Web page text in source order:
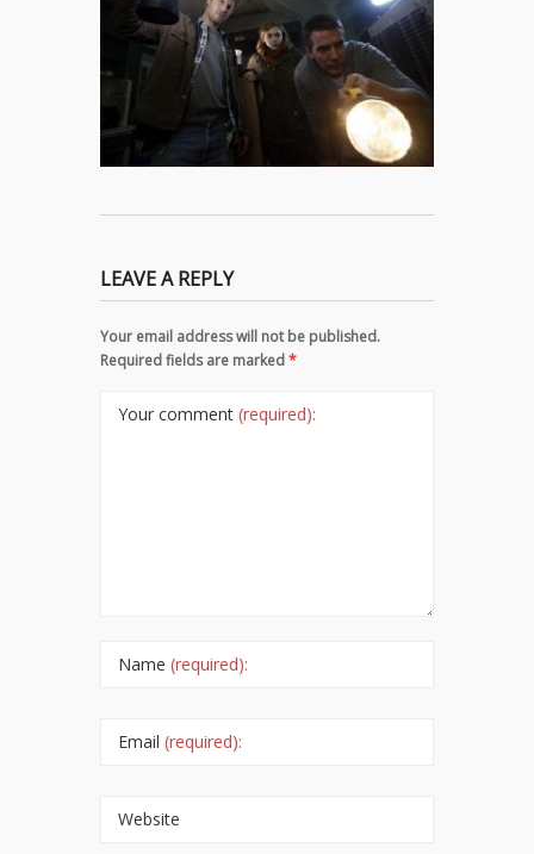
LEAVE A REPLY
Your email address will not be published.
Required fields are marked*
Your comment (required):
Name (required):
Email (required):
Website